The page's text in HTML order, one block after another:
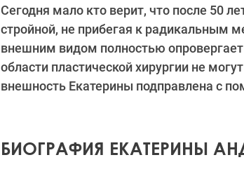
Сегодня мало кто верит, что после 50
стройной, не прибегая к радикальным
внешним видом полностью
области пластической хирургии не
внешность Екатерины подправлена с
БИОГРАФИЯ ЕКАТЕРИНЫ